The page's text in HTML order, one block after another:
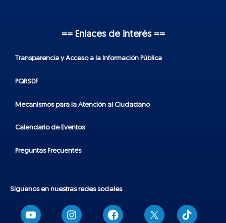
== Enlaces de interés ==
Transparencia y Acceso a la Información Pública
PQRSDF
Mecanismos para la Atención al Ciudadano
Calendario de Eventos
Preguntas Frecuentes
Síguenos en nuestras redes sociales
T
i